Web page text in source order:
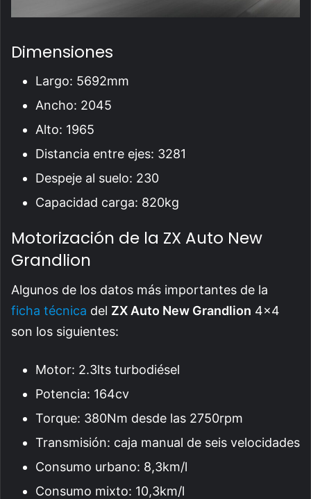
Dimensiones
Largo: 5692mm
Ancho: 2045
Alto: 1965
Distancia entre ejes: 3281
Despeje al suelo: 230
Capacidad carga: 820kg
Motorización de la ZX Auto New
Grandlion
Algunos de los datos más importantes de la
ficha técnica del ZX Auto New Grandlion 4×4
son los siguientes:
Motor: 2.3lts turbodiésel
Potencia: 164cv
Torque: 380Nm desde las 2750rpm
Transmisión: caja manual de seis velocidades
Consumo urbano: 8,3km/l
Consumo mixto: 10,3km/l